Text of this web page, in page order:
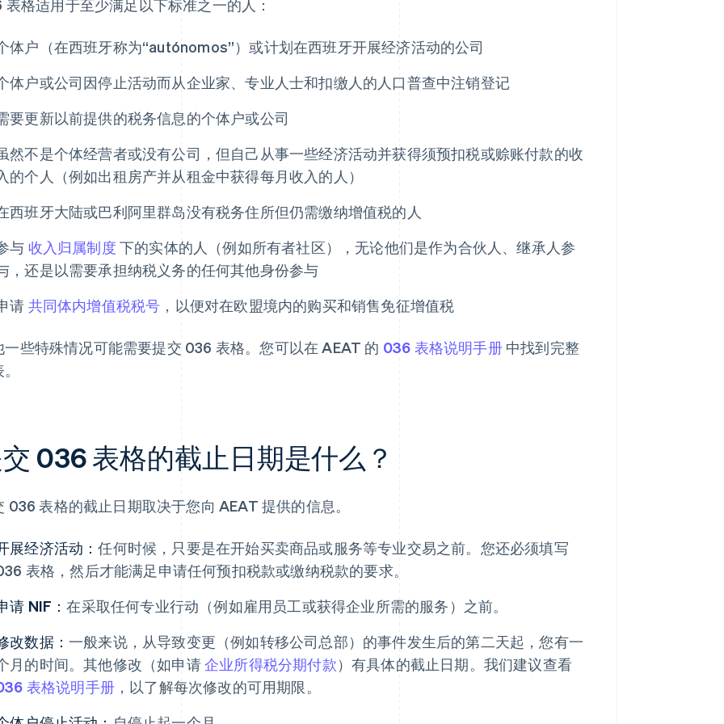
表格适用于至少满足以下标准之一的人：
体户（在西班牙称为“autónomos”）或计划在西班牙开展经济活动的公司
体户或公司因停止活动而从企业家、专业人士和扣缴人的人口普查中注销登记
要更新以前提供的税务信息的个体户或公司
然不是个体经营者或没有公司，但自己从事一些经济活动并获得须预扣税或赊账付款的收
的个人（例如出租房产并从租金中获得每月收入的人）
西班牙大陆或巴利阿里群岛没有税务住所但仍需缴纳增值税的人
与 收入归属制度 下的实体的人（例如所有者社区），无论他们是作为合伙人、继承人参
，还是以需要承担纳税义务的任何其他身份参与
请 共同体内增值税税号 ，以便对在欧盟境内的购买和销售免征增值税
一些特殊情况可能需要提交 036 表格。您可以在 AEAT 的 036 表格说明手册中找到完整
036 表格的截止日期是什么？
036 表格的截止日期取决于您向 AEAT 提供的信息。
展经济活动：任何时候，只要是在开始买卖商品或服务等专业交易之前。您还必须填写
表格，然后才能满足申请任何预扣税款或缴纳税款的要求。
请 NIF：在采取任何专业行动（例如雇用员工或获得企业所需的服务）之前。
改数据： 一般来说，从导致变更（例如转移公司总部）的事件发生后的第二天起，您有一
月的时间。其他修改（如申请企业所得税分期付款）有具体的截止日期。我们建议查看
表格说明手册 ，以了解每次修改的可用期限。